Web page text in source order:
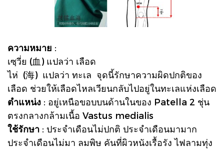
ความหมาย :
เซฺวี่ย (血) แปลว่า เลือด
ไห่ (海) แปลว่า ทะเล จุดนี้รักษาความผิดปกติของ
เลือด ช่วยให้เลือดไหลเวียนกลับไปอยู่ในทะเลแห่งเลือด
ตำแหน่ง : อยู่เหนือขอบบนด้านในของ Patella 2 ชุ่น
ตรงกลางกล้ามเนื้อ Vastus medialis
ใช้รักษา : ประจำเดือนไม่ปกติ ประจำเดือนมามาก
ประจำเดือนไม่มา ลมพิษ คันที่ผิวหนังเรื้อรัง ไฟลามทุ่ง